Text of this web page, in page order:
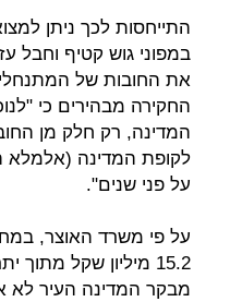
התייחסות לכך ניתן
את החובות של
החקירה מבהירים כי
המדינה, רק חלק מן
לקופת המדינה (אלמלא
על פני שנים".
15.2 מיליון שקל מתוך יתרת החובות שעוד יש לגבות.
מבקר המדינה העיר לא